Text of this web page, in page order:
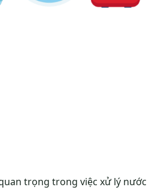
trọng trong việc xử lý nước